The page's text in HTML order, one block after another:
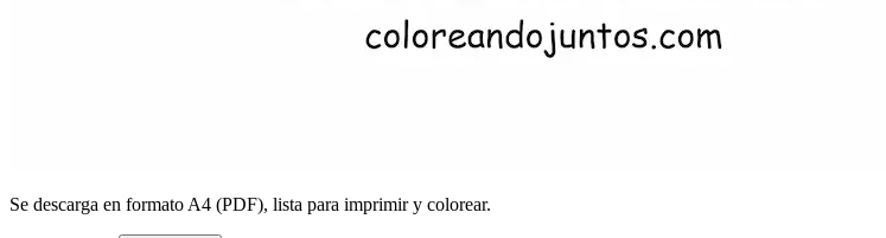
Se descarga en formato A4 (PDF), lista para imprimir y colorear.